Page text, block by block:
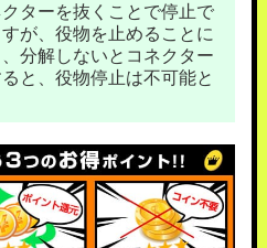
ターを抜くことで停止で
が、役物を止めることに
分解しないとコネクター
と、役物停止は不可能と